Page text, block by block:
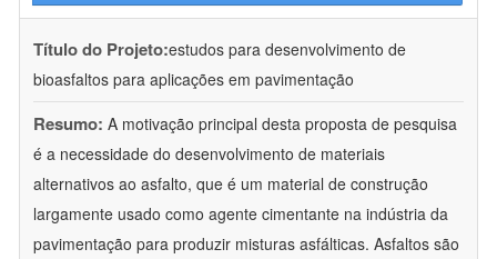
Título do Projeto:estudos para desenvolvimento de
bioasfaltos para aplicações em pavimentação
Resumo: A motivação principal desta proposta de pesquisa
é a necessidade do desenvolvimento de materiais
alternativos ao asfalto, que é um material de construção
largamente usado como agente cimentante na indústria da
pavimentação para produzir misturas asfálticas. Asfaltos são